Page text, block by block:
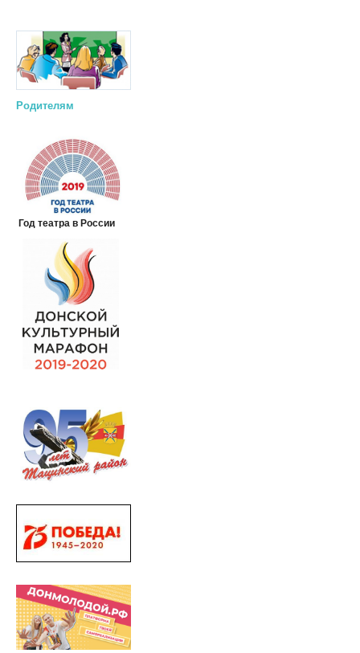
Родителям
Год театра в России